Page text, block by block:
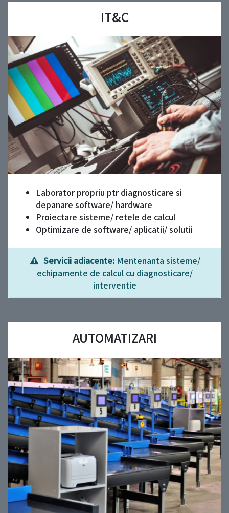
IT&C
Laborator propriu ptr diagnosticare si
depanare software/ hardware
Proiectare sisteme/ retele de calcul
Optimizare de software/ aplicatii/ solutii
Servicii adiacente:Mentenanta sisteme/
echipamente de calcul cu diagnosticare/
interventie
AUTOMATIZARI